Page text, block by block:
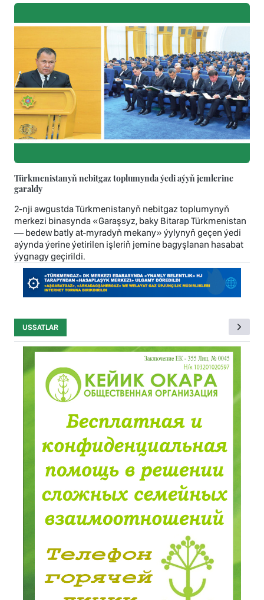
Türkmenistanyň nebitgaz toplumynda ýedi aýyň jemlerine
garaldy
2-nji awgustda Türkmenistanyň nebitgaz toplumynyň
merkezi binasynda «Garaşsyz, baky Bitarap Türkmenistan
— bedew batly at-myradyň mekany» ýylynyň geçen ýedi
aýynda ýerine ýetirilen işleriň jemine bagyşlanan hasabat
ýygnagy geçirildi.
USSATLAR